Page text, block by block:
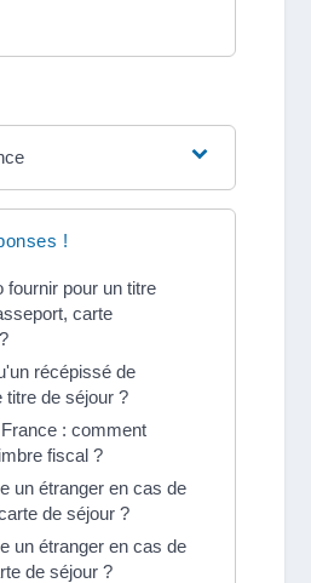
!
fournir pour un titre
carte
récépissé de
titre de séjour ?
: comment
fiscal ?
un étranger en cas de
de séjour ?
un étranger en cas de
de séjour ?